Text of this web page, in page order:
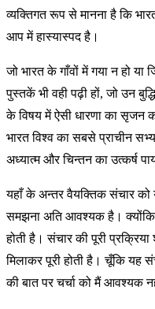
व्यक्तिगत रूप से मानना है कि
आप में हास्यास्पद है।
जो भारत के गाँवों में गया न हो
पुस्तकें भी वही पढ़ी हों, जो उन
के विषय में ऐसी धारणा का सृजन
भारत विश्व का सबसे प्राचीन
अध्यात्म और चिन्तन का उत्कर्ष
यहाँ के अन्तर वैयक्तिक संचार को
समझना अति आवश्यक है। क्योंकि
होती है। संचार की पूरी प्रक्रिया
मिलाकर पूरी होती है। चूँकि यह
की बात पर चर्चा को मैं आवश्यक